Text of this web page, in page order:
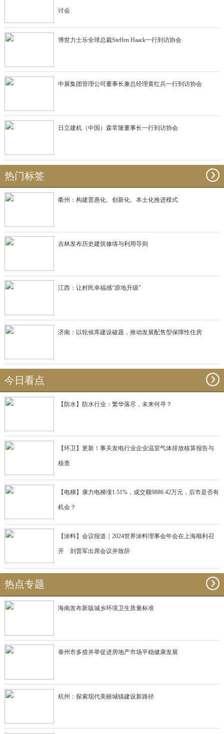
讨会
博世力士乐全球总裁Steffen Haack一行到访协会
中展集团管理公司董事长兼总经理黄红兵一行到访协会
日立建机（中国）森常隆董事长一行到访协会
热门标签
衢州：构建普惠化、创新化、本土化推进模式
吉林发布历史建筑修缮与利用导则
江西：让村民幸福感“原地升级”
济南：以轮候库建设破题，推动发展配售型保障性住房
今日看点
【防水】防水行业：繁华落尽，未来何寻？
【环卫】更新！事关发电行业企业温室气体排放核算报告与
核查
【电梯】康力电梯涨1.51%，成交额9886.42万元，后市是否有
机会？
【涂料】会议报道｜2024世界涂料理事会年会在上海顺利召
开 刘普军出席会议并致辞
热点专题
海南发布新版城乡环境卫生质量标准
泰州市多措并举促进房地产市场平稳健康发展
杭州：探索现代美丽城镇建设新路径